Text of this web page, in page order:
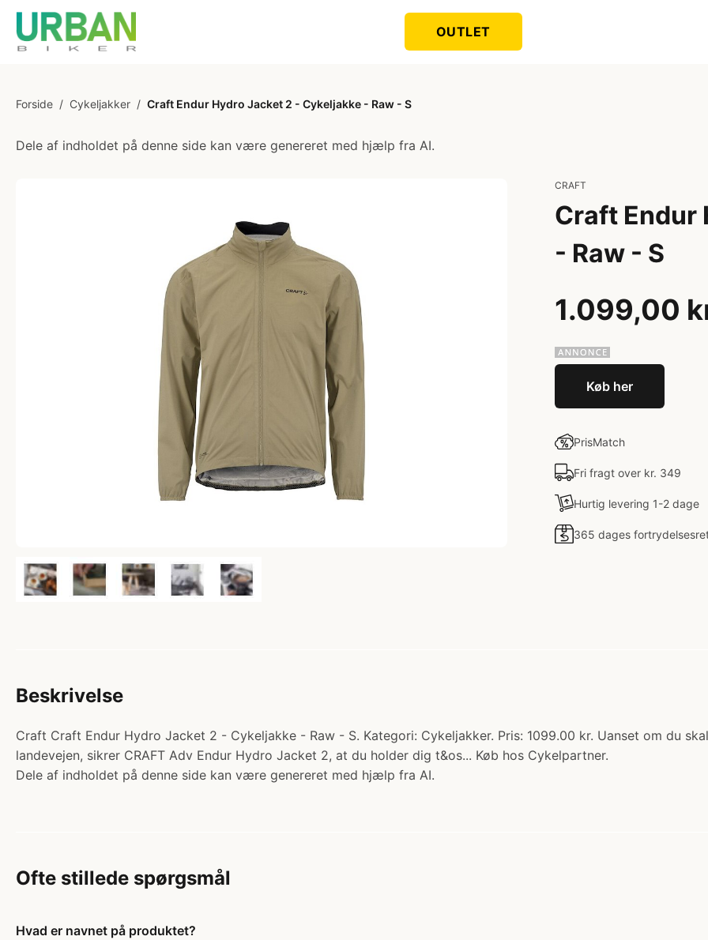
OUTLET
Forside / Cykeljakker / Craft Endur Hydro Jacket 2 - Cykeljakke - Raw - S
Dele af indholdet på denne side kan være genereret med hjælp fra AI.
CRAFT
Craft Endur
- Raw - S
1.099,00
Køb her
PrisMatch
Fri fragt over kr. 349
Hurtig levering 1-2 dage
365 dages
Beskrivelse
Craft Craft Endur Hydro Jacket 2 - Cykeljakke - Raw - S. Kategori: Cykeljakker. Pris: 1099.00 kr. Uanset om du
landevejen, sikrer CRAFT Adv Endur Hydro Jacket 2, at du holder dig t&os... Køb hos Cykelpartner.
Dele af indholdet på denne side kan være genereret med hjælp fra AI.
Ofte stillede spørgsmål
Hvad er navnet på produktet?